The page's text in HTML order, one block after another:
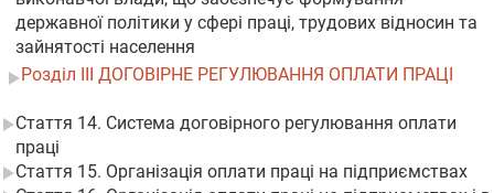
державної політики у сфері праці, трудових відносин та
зайнятості населення
Розділ III ДОГОВІРНЕ РЕГУЛЮВАННЯ ОПЛАТИ ПРАЦІ
Стаття 14. Система договірного регулювання оплати
праці
Стаття 15. Організація оплати праці на підприємствах